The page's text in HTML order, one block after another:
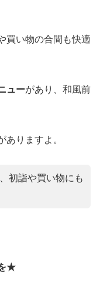
買い物の合間も快適
ューがあり、和風前
りますよ。
初詣や買い物にも
★